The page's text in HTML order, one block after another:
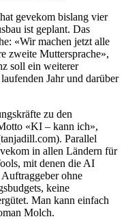
gevekom bislang vier
ist geplant. Das
«Wir machen jetzt alle
zweite Muttersprache»,
soll ein weiterer
Jahr und darüber
zu den
«KI – kann ich»,
Parallel
in allen Ländern für
mit denen die AI
ohne
keine
Man kann einfach
Molch.